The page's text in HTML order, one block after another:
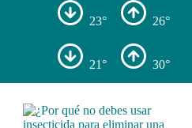
23° 26°
21° 30°